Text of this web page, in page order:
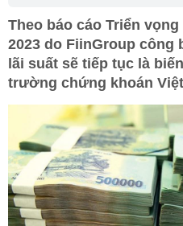
Theo báo cáo Triển
2023 do FiinGroup công
lãi suất sẽ tiếp tục là
trường chứng khoán